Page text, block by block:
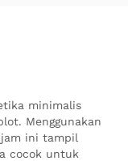
minimalis
Menggunakan
ini tampil
cocok untuk